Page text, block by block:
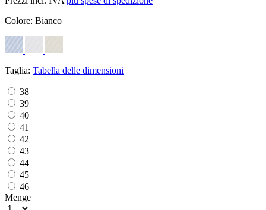
Colore: Bianco
Taglia: Tabella delle dimensioni
38
39
40
41
42
43
44
45
46
Menge